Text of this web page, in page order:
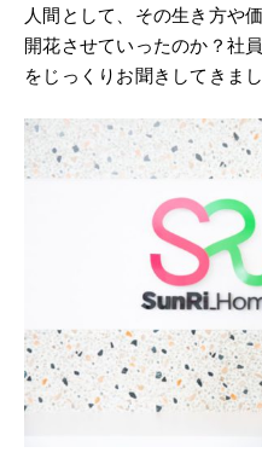
人間として、その生き方や
開花させていったのか？社
をじっくりお聞きしてきまし